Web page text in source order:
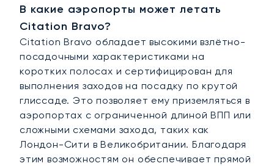
В какие аэропорты может летать
Citation Bravo?
Citation Bravo обладает высокими взлётно-
посадочными характеристиками на
коротких полосах и сертифицирован для
выполнения заходов на посадку по крутой
глиссаде. Это позволяет ему приземляться в
аэропортах с ограниченной длиной ВПП или
сложными схемами захода, таких как
Лондон-Сити в Великобритании. Благодаря
этим возможностям он обеспечивает прямой